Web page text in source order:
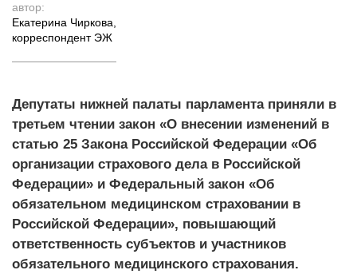
автор:
Екатерина Чиркова
корреспондент ЭЖ
Депутаты нижней палаты парламента приняли в
третьем чтении закон «О внесении изменений в
статью 25 Закона Российской Федерации «Об
организации страхового дела в Российской
Федерации» и Федеральный закон «Об
обязательном медицинском страховании в
Российской Федерации», повышающий
ответственность субъектов и участников
обязательного медицинского страхования.